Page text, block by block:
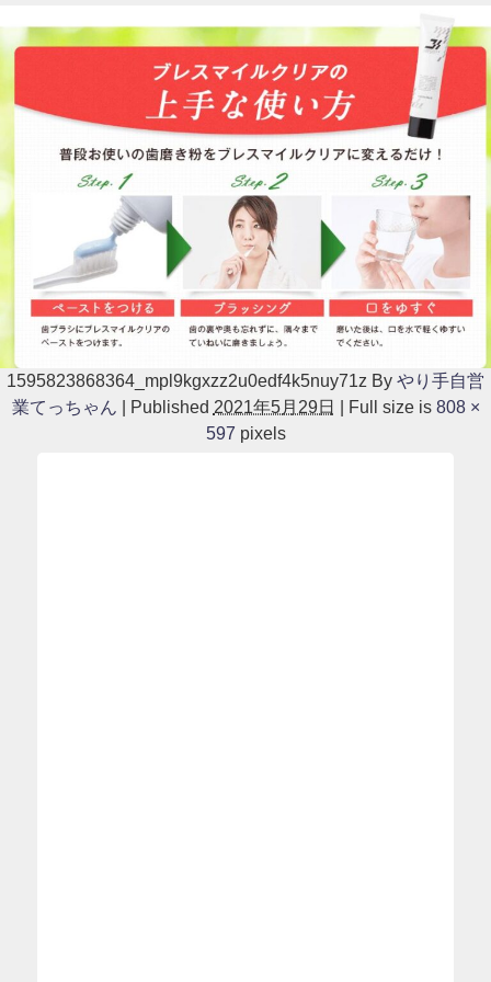
1595823868364_mpl9kgxzz2u0edf4k5nuy71z By やり手自営
業てっちゃん
Published 2021年5月29日 Full size is 808 ×
597 pixels